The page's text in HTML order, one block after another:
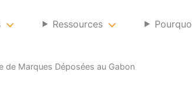
Ressources
de Marques Déposées au Gabon